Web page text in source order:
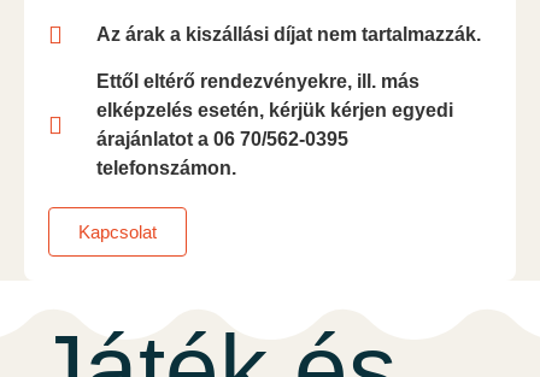
Az árak a kiszállási díjat nem tartalmazzák.
Ettől eltérő rendezvényekre, ill. más
elképzelés esetén, kérjük kérjen egyedi
árajánlatot a 06 70/562-0395
telefonszámon.
Kapcsolat